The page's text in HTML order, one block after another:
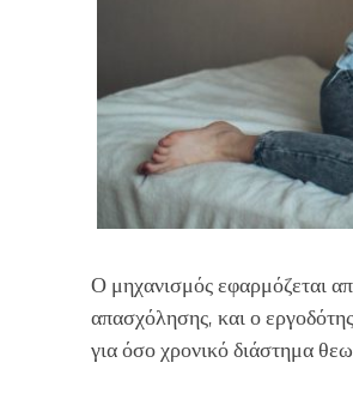
Ο μηχανισμός εφαρμόζεται
απασχόλησης, και ο
για όσο χρονικό διάστημα